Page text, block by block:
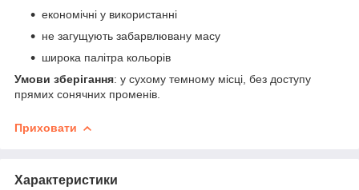
економічні у використанні
не загущують забарвлювану масу
широка палітра кольорів
Умови зберігання: у сухому темному місці, без доступу
прямих сонячних променів.
Приховати
Характеристики